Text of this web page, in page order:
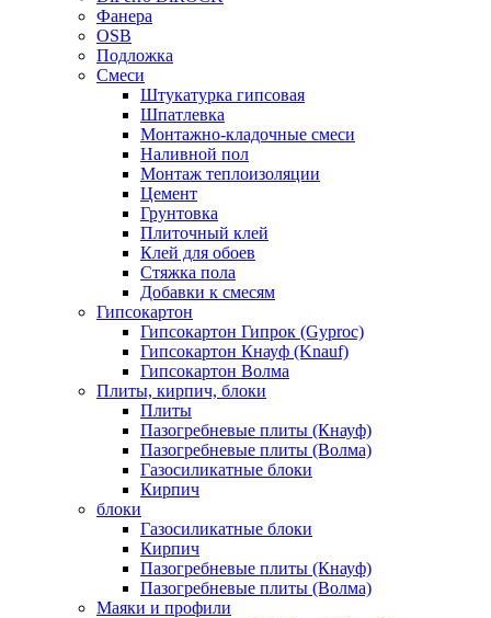
Фанера
OSB
Подложка
Смеси
Штукатурка гипсовая
Шпатлевка
Монтажно-кладочные смеси
Наливной пол
Монтаж теплоизоляции
Цемент
Грунтовка
Плиточный клей
Клей для обоев
Стяжка пола
Добавки к смесям
Гипсокартон
Гипсокартон Гипрок (Gyproc)
Гипсокартон Кнауф (Knauf)
Гипсокартон Волма
Плиты, кирпич, блоки
Плиты
Пазогребневые плиты (Кнауф)
Пазогребневые плиты (Волма)
Газосиликатные блоки
Кирпич
блоки
Газосиликатные блоки
Кирпич
Пазогребневые плиты (Кнауф)
Пазогребневые плиты (Волма)
Маяки и профили